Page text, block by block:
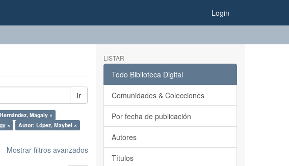
Login
Ir
Magaly ×
×
Autor: López, Maybel ×
Mostrar filtros avanzados
LISTAR
Todo Biblioteca Digital
Comunidades & Colecciones
Por fecha de publicación
Autores
Títulos